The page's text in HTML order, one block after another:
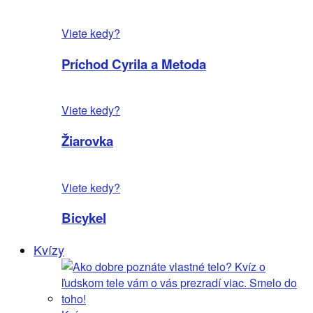
Viete kedy?
Príchod Cyrila a Metoda
Viete kedy?
Žiarovka
Viete kedy?
Bicykel
Kvízy